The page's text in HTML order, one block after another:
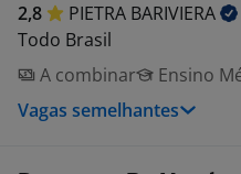
2,8 PIETRA BARIVIERA
Todo Brasil
A combinar
Ensino
Vagas semelhantes